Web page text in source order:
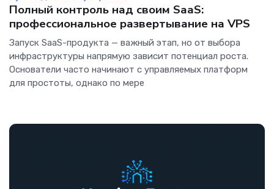
Полный контроль над своим SaaS:
профессиональное развертывание на VPS
Запуск SaaS-продукта — важный этап, но от выбора
инфраструктуры напрямую зависит потенциал роста.
Основатели часто начинают с управляемых платформ
для простоты, однако по мере